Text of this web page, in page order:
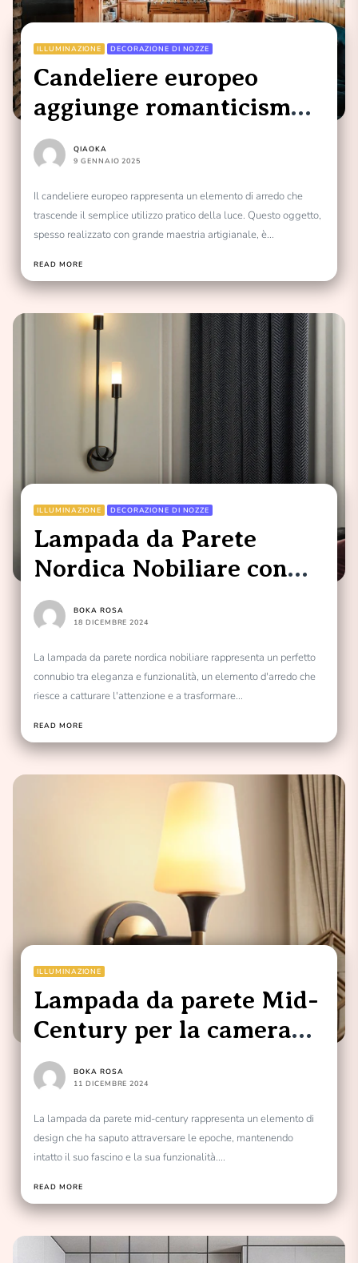
ILLUMINAZIONE DECORAZIONE DI NOZZE
Candeliere europeo
aggiunge romanticismo e
eleganza alla campagna
italiana
QIAOKA
9 GENNAIO 2025
Il candeliere europeo rappresenta un elemento di arredo che
trascende il semplice utilizzo pratico della luce. Questo oggetto,
spesso realizzato con grande maestria artigianale, è...
READ MORE
ILLUMINAZIONE DECORAZIONE DI NOZZE
Lampada da Parete
Nordica Nobiliare con
Noble Nordic Wall Lamp
BOKA ROSA
18 DICEMBRE 2024
La lampada da parete nordica nobiliare rappresenta un perfetto
connubio tra eleganza e funzionalità, un elemento d'arredo che
riesce a catturare l'attenzione e a trasformare...
READ MORE
ILLUMINAZIONE
Lampada da parete Mid-
Century per la camera
da letto
BOKA ROSA
11 DICEMBRE 2024
La lampada da parete mid-century rappresenta un elemento di
design che ha saputo attraversare le epoche, mantenendo
intatto il suo fascino e la sua funzionalità....
READ MORE